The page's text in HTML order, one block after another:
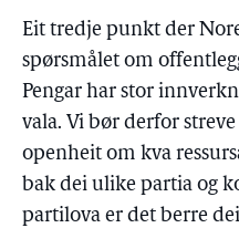
Eit tredje punkt der
spørsmålet om
Pengar har stor
vala. Vi bør derfor
openheit om kva
bak dei ulike partia og
partilova er det berre